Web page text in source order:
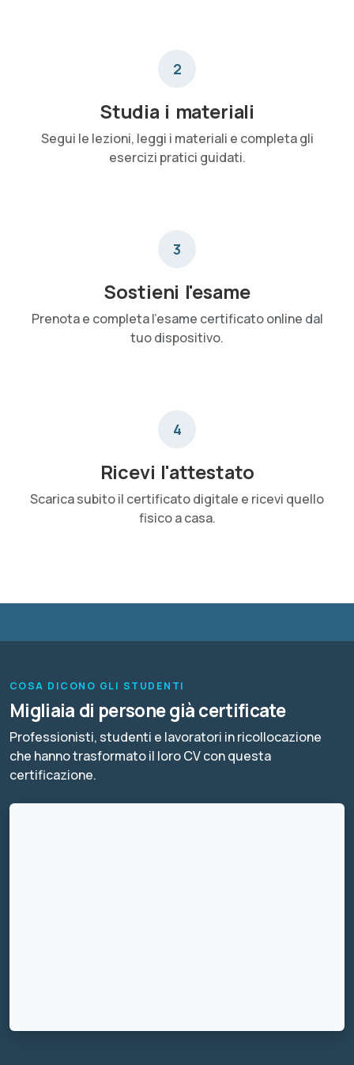
2
Studia i materiali
Segui le lezioni, leggi i materiali e completa gli
esercizi pratici guidati.
3
Sostieni l'esame
Prenota e completa l'esame certificato online dal
tuo dispositivo.
4
Ricevi l'attestato
Scarica subito il certificato digitale e ricevi quello
fisico a casa.
COSA DICONO GLI STUDENTI
Migliaia di persone già certificate
Professionisti, studenti e lavoratori in ricollocazione
che hanno trasformato il loro CV con questa
certificazione.